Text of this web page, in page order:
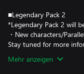
■Legendary Pack 2
*Legendary Pack 2 will
・New characters/
Stay tuned for more
Mehr anzeigen